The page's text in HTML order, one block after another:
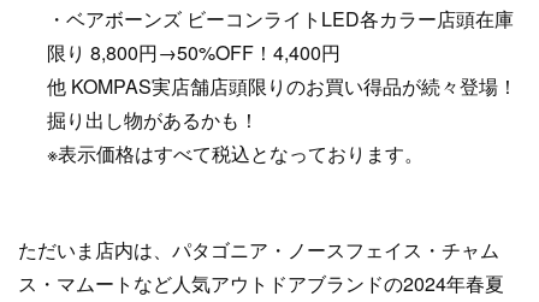
・ベアボーンズ ビーコンライトLED各カラー店頭在庫
限り 8,800円→50%OFF！4,400円
他 KOMPAS実店舗店頭限りのお買い得品が続々登場！
掘り出し物があるかも！
※表示価格はすべて税込となっております。
ただいま店内は、パタゴニア・ノースフェイス・チャム
ス・マムートなど人気アウトドアブランドの2024年春夏